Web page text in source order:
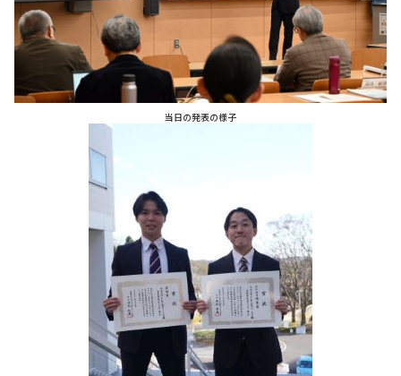
当日の発表の様子